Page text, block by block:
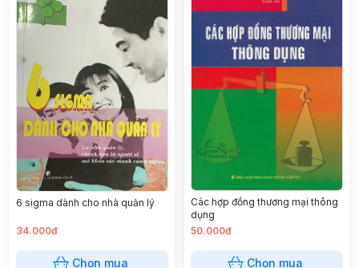
6 sigma dành cho nhà quản lý
34.000đ
Chọn mua
Các hợp đồng thương mại thông
dụng
50.000đ
Chọn mua